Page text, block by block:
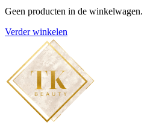
Geen producten in de winkelwagen.
Verder winkelen